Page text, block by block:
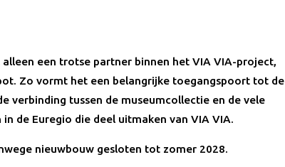
alleen een trotse partner binnen het VIA VIA-project,
Zo vormt het een belangrijke toegangspoort tot de
verbinding tussen de museumcollectie en de vele
de Euregio die deel uitmaken van VIA VIA.
nieuwbouw gesloten tot zomer 2028.